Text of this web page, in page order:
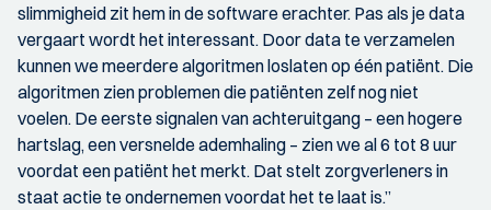
slimmigheid zit hem in de software erachter. Pas als je data
vergaart wordt het interessant. Door data te verzamelen
kunnen we meerdere algoritmen loslaten op één patiënt. Die
algoritmen zien problemen die patiënten zelf nog niet
voelen. De eerste signalen van achteruitgang – een hogere
hartslag, een versnelde ademhaling – zien we al 6 tot 8 uur
voordat een patiënt het merkt. Dat stelt zorgverleners in
staat actie te ondernemen voordat het te laat is.”